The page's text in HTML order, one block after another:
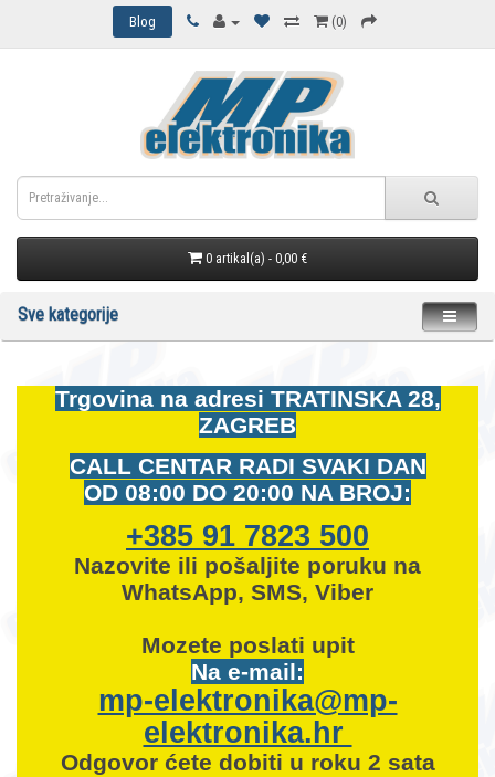
Blog (0)
0 artikal(a) - 0,00 €
Sve kategorije
Trgovina na adresi TRATINSKA 28,
ZAGREB
CALL CENTAR RADI SVAKI DAN
OD 08:00 DO 20:00 NA BROJ:
+385 91 7823 500
Nazovite ili pošaljite poruku na
WhatsApp, SMS, Viber
Mozete poslati upit
Na e-mail:
mp-elektronika@mp-
elektronika.hr
Odgovor ćete dobiti u roku 2 sata